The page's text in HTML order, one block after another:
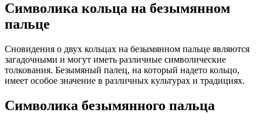
Символика кольца на безымянном
пальце
Сновидения о двух кольцах на безымянном пальце являются
загадочными и могут иметь различные символические
толкования. Безымяный палец, на который надето кольцо,
имеет особое значение в различных культурах и традициях.
Символика безымянного пальца